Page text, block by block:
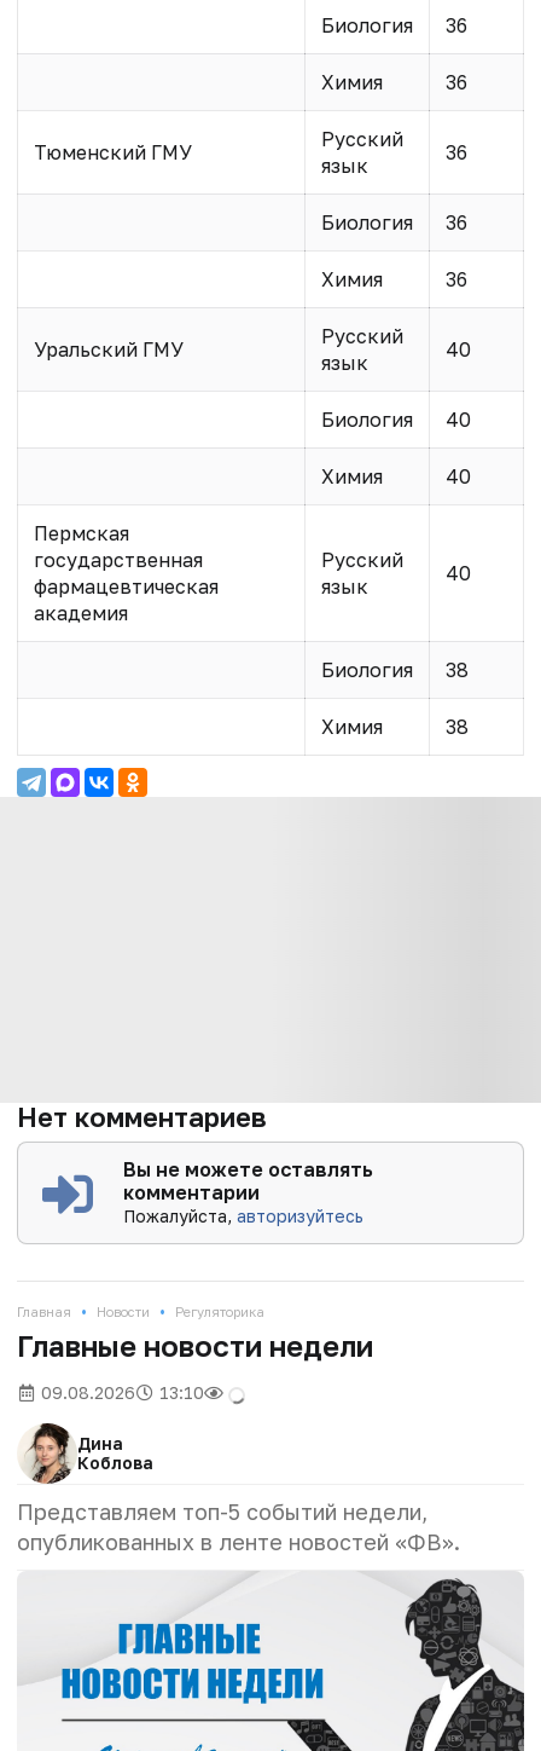
Биология 36
Химия 36
Тюменский ГМУ
Русский
язык
36
Биология 36
Химия 36
Уральский ГМУ
Русский
язык
40
Биология 40
Химия 40
Пермская
государственная
фармацевтическая
академия
Русский
язык
40
Биология 38
Химия 38
Нет комментариев
Вы не можете оставлять
комментарии
Пожалуйста,авторизуйтесь
Главная • Новости • Регуляторика
Главные новости недели
09.08.2026 13:10
Дина
Коблова
Представляем топ-5 событий недели,
опубликованных в ленте новостей «ФВ».